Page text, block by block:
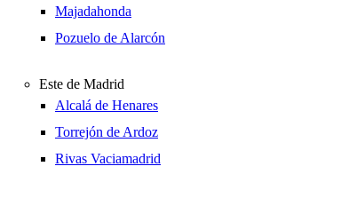
Majadahonda
Pozuelo de Alarcón
Este de Madrid
Alcalá de Henares
Torrejón de Ardoz
Rivas Vaciamadrid